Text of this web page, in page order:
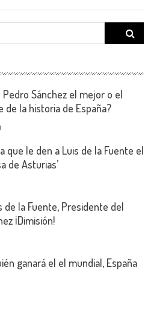
Search
Pedro Sánchez el mejor o el
de la historia de España?
que le den a Luis de la Fuente el
de Asturias’
de la Fuente, Presidente del
¡Dimisión!
ganará el el mundial, España